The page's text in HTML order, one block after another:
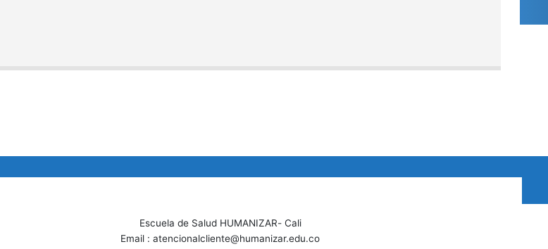
Escuela de Salud HUMANIZAR- Cali
Email : atencionalcliente@humanizar.edu.co